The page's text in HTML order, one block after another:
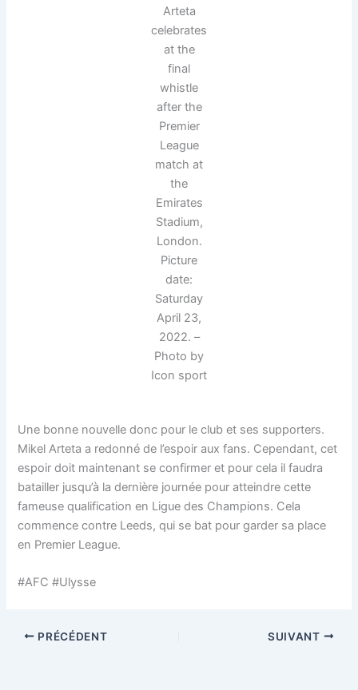
Arteta
celebrates
at the
final
whistle
after the
Premier
League
match at
the
Emirates
Stadium,
London.
Picture
date:
Saturday
April 23,
2022. –
Photo by
Icon sport
Une bonne nouvelle donc pour le club et ses supporters.
Mikel Arteta a redonné de l’espoir aux fans. Cependant, cet
espoir doit maintenant se confirmer et pour cela il faudra
batailler jusqu’à la dernière journée pour atteindre cette
fameuse qualification en Ligue des Champions. Cela
commence contre Leeds, qui se bat pour garder sa place
en Premier League.
#AFC #Ulysse
PRÉCÉDENT SUIVANT